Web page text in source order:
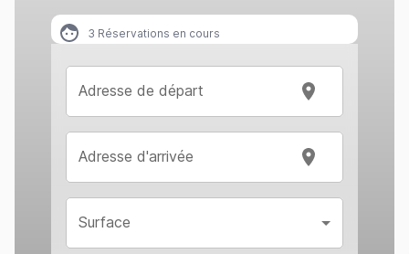
3 Réservations en cours
Adresse de départ
Adresse d'arrivée
Surface